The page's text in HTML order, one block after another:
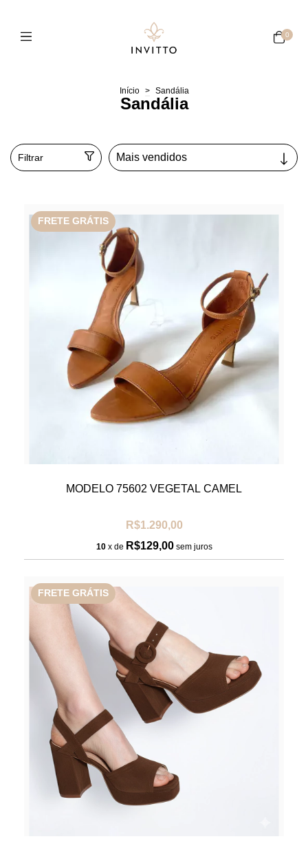
0
Início > Sandália
Sandália
Filtrar
FRETE GRÁTIS
MODELO 75602 VEGETAL CAMEL
R$1.290,00
10 x de R$129,00 sem juros
FRETE GRÁTIS